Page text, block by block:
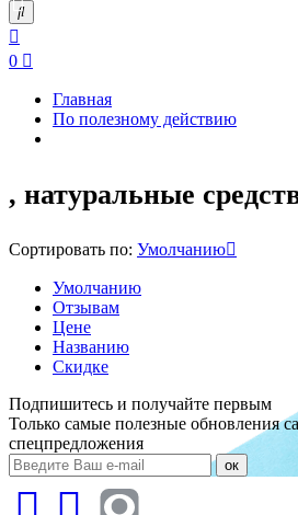
0
Главная
По полезному действию
, натуральные
Сортировать по: Умолчанию
Умолчанию
Отзывам
Цене
Названию
Скидке
Подпишитесь и получайте первым
Только самые полезные обновления
спецпредложения
ок